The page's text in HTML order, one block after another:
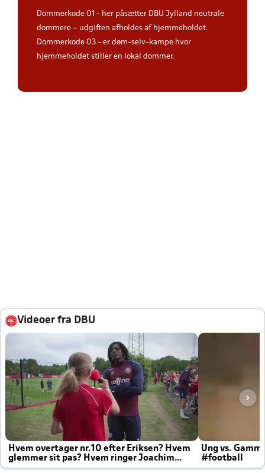
Dommerkode 01 - her påsætter DBU Jylland neutrale
dommere – udgiften afholdes af hjemmeholdet.
Dommerkode 03 - er døm-selv-kampe hvor
hjemmeholdet stiller en lokal dommer.
Videoer fra DBU
Hvem overtager nr.10 efter Eriksen? Hvem
glemmer sit pas? Hvem ringer Joachim
altid til efter kampe?
Ung vs.
#football